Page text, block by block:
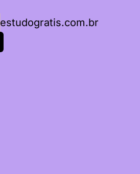
estudogratis.com.br